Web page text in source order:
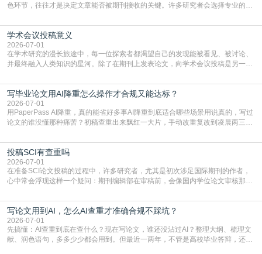
色环节，往往才是决定文章能否被期刊接收的关键。许多研究者会选择专业的语
质量，更能在此过程中深化对学术写作的理解。如何系统、高效地打磨自己的论
文，使其在语言和学术表达上更符合国际期刊的要求，是每位研究者值得投入学
习的技能。本篇AEIC学术交流中心小编就为大家介
学术会议投稿意义
2026-07-01
在学术研究的漫长旅途中，每一位探索者都渴望自己的发现能被看见、被讨论、
并最终融入人类知识的星河。除了在期刊上发表论文，向学术会议投稿是另一个
广阔学术天地的大门，连接着个体研究与社会网络。本篇AEIC学术交流中心小编
就为大家介绍“学术会议投稿意义”。一、加速研究成果的传播与反馈学术会议通
常具有周期短、时效性强的特点。相比期刊漫长的
写毕业论文用AI降重怎么操作才合规又能达标？
2026-07-01
用PaperPass AI降重，真的能省好多事AI降重到底适合哪些场景用说真的，写过
论文的谁没懂那种痛苦？初稿查重出来飘红一大片，手动改重复改到凌晨两三
到秃头。这时候靠谱的AI降重真的就是救命稻草，选对工具，半天就能搞定你两
三天都做不完的事。不是所有人都需要用AI降重，但如果你符合下面这些场景，
真的可以试试：初稿写完重复率远超要
投稿SCI有查重吗
2026-07-01
在准备SCI论文投稿的过程中，许多研究者，尤其是初次涉足国际期刊的作者，
心中常会浮现这样一个疑问：期刊编辑部在审稿前，会像国内学位论文审核那
论文的初审通过率。实际上，SCI期刊对重复内容的审查是严谨投稿流程中不可
或缺的一环。本篇AEIC学术交流中心小编就为大家介绍“投稿SCI有查重吗”。
一、查重是标准流程答案是明确的：绝大多数S
写论文用到AI，怎么AI查重才准确合规不踩坑？
2026-07-01
先搞懂：AI查重到底在查什么？现在写论文，谁还没沾过AI？整理大纲、梳理文
献、润色语句，多多少少都会用到。但最近一两年，不管是高校毕业答辩，还是